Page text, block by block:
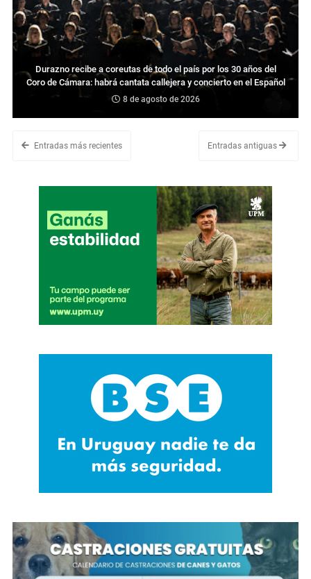
Durazno recibe a coreutas de todo el país por los 30 años del
Coro de Cámara: habrá cantata callejera y concierto en el Español
8 de agosto de 2026
Entradas más recientes Entradas antiguas